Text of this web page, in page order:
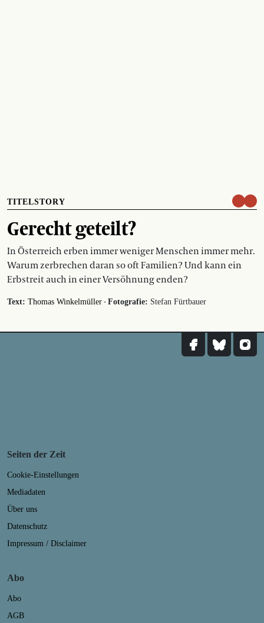
TITELSTORY
Gerecht geteilt?
In Österreich erben immer weniger Menschen immer mehr.
Warum zerbrechen daran so oft Familien? Und kann ein
Erbstreit auch in einer Versöhnung enden?
Text: Thomas Winkelmüller · Fotografie: Stefan Fürtbauer
Seiten der Zeit
Cookie-Einstellungen
Mediadaten
Über uns
Datenschutz
Impressum / Disclaimer
Abo
Abo
AGB